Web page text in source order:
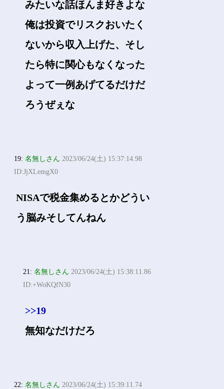
みたいな話ほんま好きよな
俺は投資でリスクおいたく
ないから収入上げた、そし
たら特に関心もなくなった
よって一例あげてるだけだ
ろうぜぇな
19:名無しさん 2023/06/24(土) 15:37:14.98
ID:JjXLemgX0
NISAで税金集めるとかどうい
う脳みそしてんねん
21:名無しさん 2023/06/24(土) 15:38:11.86
ID:+WoKQfN30
>>19
無知なだけだろ
22:名無しさん 2023/06/24(土) 15:39:11.74